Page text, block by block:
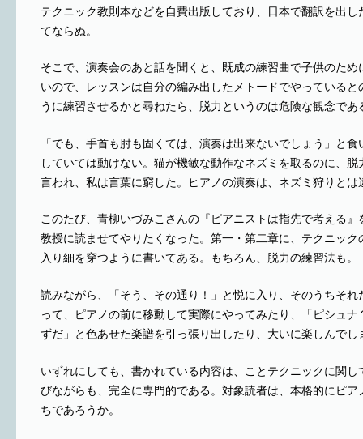
テクニック教則本などを自費出版しており、日本で翻訳を出し
てならぬ。
そこで、演奏会のあと話を聞くと、既成の練習曲で子供のため
いので、レッスンは自分の編み出したメトードでやっていると
うに練習させるかと尋ねたら、脱力というのは危険な観念であ
「でも、手首も肘も固くては、演奏は出来ないでしょう」と
していては動けない。猫が機敏な動作なネズミを取るのに、
言われ、私は言葉に窮した。ヒアノの演奏は、ネズミ狩りとは
このたび、青柳いづみこさんの『ピアニストは指先で考える』
教授に読ませてやりたくなった。第一・第二章に、テクニック
入り細を穿つように書いてある。もちろん、脱力の練習法も。
読みながら、「そう、その通り！」と悦に入り、そのうちそれ
って、ピアノの前に移動して実際にやってみたり、「ピシュ
ずだ」と色あせた楽譜を引っ張り出したり、大いに楽しんでし
いずれにしても、書かれている内容は、ことテクニックに関し
びながらも、完全に専門的である。対象読者は、本格的にピア
ちであろうか。